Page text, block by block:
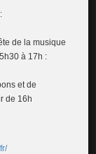
de la musique
à 17h :
et de
de 16h